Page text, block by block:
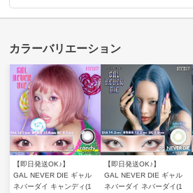
【即日発送OK♪】
GAL NEVER DIE ギャル
ネバーダイ キャンディ(1
【即日発送OK♪】
GAL NEVER DIE ギャル
ネバーダイ ネバーダイ(1